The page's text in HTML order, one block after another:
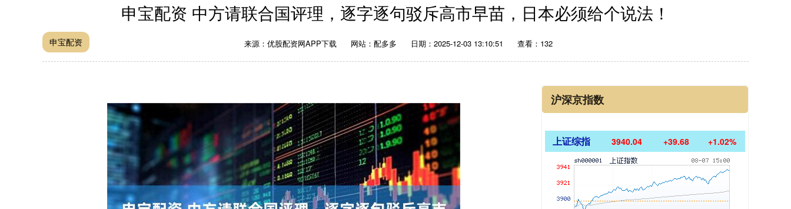
申宝配资 中方请联合国评理，逐字逐句驳斥高市早苗，日本必须给个说法！
申宝配资 来源：优股配资网APP下载 网站：配多多 日期：2025-12-03 13:10:51 查看：132
沪深京指数
上证综指 3940.04 +39.68 +1.02%